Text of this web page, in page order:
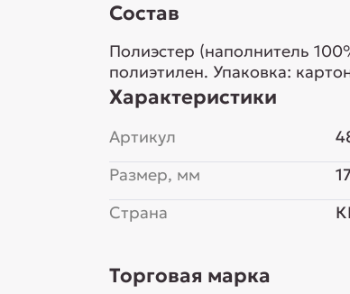
Состав
Полиэстер (наполнитель
полиэтилен. Упаковка:
Характеристики
Артикул
Размер, мм
Страна
Торговая марка